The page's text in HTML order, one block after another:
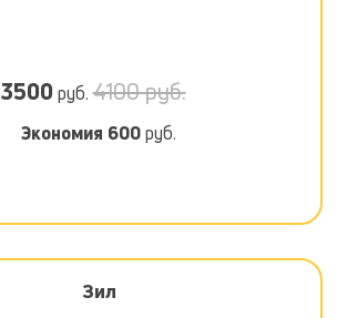
3500 руб.4100 руб.
Экономия 600руб.
Зил